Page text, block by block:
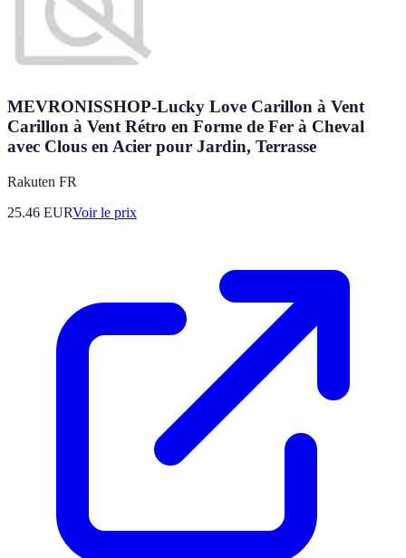
MEVRONISSHOP-Lucky Love Carillon à Vent
Carillon à Vent Rétro en Forme de Fer à Cheval
avec Clous en Acier pour Jardin, Terrasse
Rakuten FR
25.46 EURVoir le prix